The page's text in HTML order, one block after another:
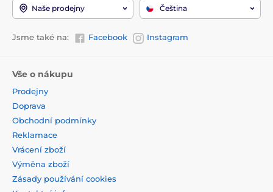
Naše prodejny Čeština
Jsme také na: Facebook Instagram
Vše o nákupu
Prodejny
Doprava
Obchodní podmínky
Reklamace
Vrácení zboží
Výměna zboží
Zásady používání cookies